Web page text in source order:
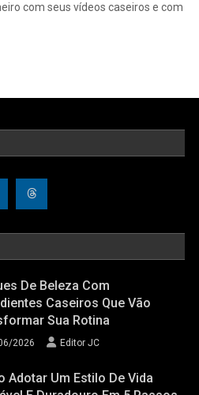
com seus vídeos caseiros e com
De Beleza Com
Caseiros Que Vão
Sua Rotina
2026 Editor JC
Adotar Um Estilo De Vida